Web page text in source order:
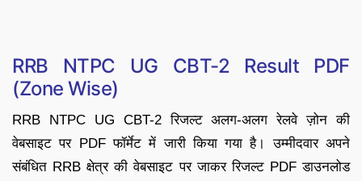
RRB NTPC UG CBT-2 Result PDF
(Zone Wise)
RRB NTPC UG CBT-2 रिजल्ट अलग-अलग रेलवे ज़ोन की
वेबसाइट पर PDF फॉर्मेट में जारी किया गया है। उम्मीदवार अपने
संबंधित RRB क्षेत्र की वेबसाइट पर जाकर रिजल्ट PDF डाउनलोड